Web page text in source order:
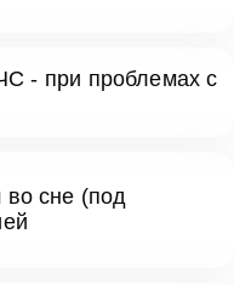
- при проблемах с
во сне (под